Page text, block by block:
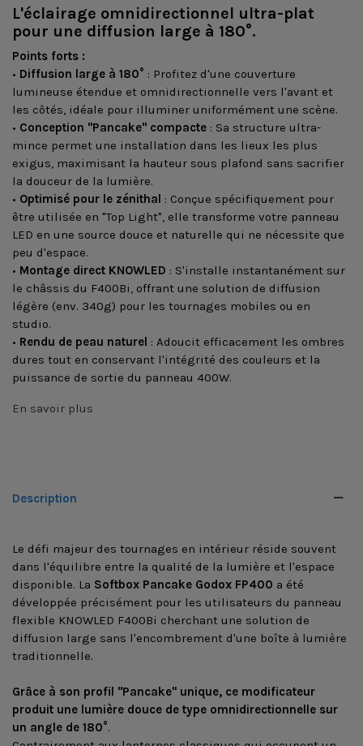
L'éclairage omnidirectionnel ultra-plat
pour une diffusion large à 180°.
Points forts :
• Diffusion large à 180° : Profitez d'une couverture
lumineuse étendue et omnidirectionnelle vers l'avant et
les côtés, idéale pour illuminer uniformément une scène.
• Conception "Pancake" compacte : Sa structure ultra-
mince permet une installation dans les lieux les plus
exigus, maximisant la hauteur sous plafond sans sacrifier
la douceur de la lumière.
• Optimisé pour le zénithal : Conçue spécifiquement pour
être utilisée en "Top Light", elle transforme votre panneau
LED en une source douce et naturelle qui ne nécessite que
peu d'espace.
• Montage direct KNOWLED : S'installe instantanément sur
le châssis du F400Bi, offrant une solution de diffusion
légère (env. 340g) pour les tournages mobiles ou en
studio.
• Rendu de peau naturel : Adoucit efficacement les ombres
dures tout en conservant l'intégrité des couleurs et la
puissance de sortie du panneau 400W.
En savoir plus
Description
Le défi majeur des tournages en intérieur réside souvent
dans l'équilibre entre la qualité de la lumière et l'espace
disponible. La Softbox Pancake Godox FP400 a été
développée précisément pour les utilisateurs du panneau
flexible KNOWLED F400Bi cherchant une solution de
diffusion large sans l'encombrement d'une boîte à lumière
traditionnelle.
Grâce à son profil "Pancake" unique, ce modificateur
produit une lumière douce de type omnidirectionnelle sur
un angle de 180°.